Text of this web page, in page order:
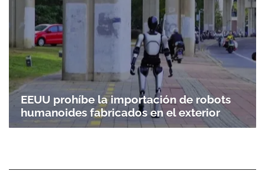
EEUU prohíbe la importación de robots
humanoides fabricados en el exterior